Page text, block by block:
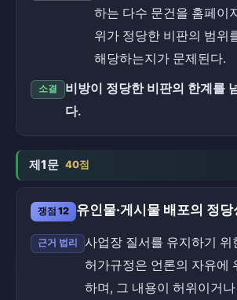
하는 다수 문건을 홈페이
위가 정당한 비판의 범위
해당하는지가 문제된다.
소결
비방이 정당한 비판의 한계를
다.
제1문 40점
쟁점 12 유인물·게시물 배포의 정
근거 법리
사업장 질서를 유지하기 위
허가규정은 언론의 자유에
하며, 그 내용이 허위이거